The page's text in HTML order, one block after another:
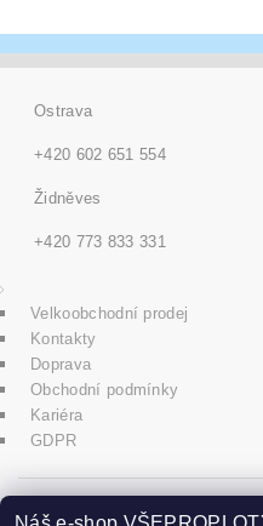
Ostrava
+420 602 651 554
Židněves
+420 773 833 331
Velkoobchodní prodej
Kontakty
Doprava
Obchodní podmínky
Kariéra
GDPR
icons8.com